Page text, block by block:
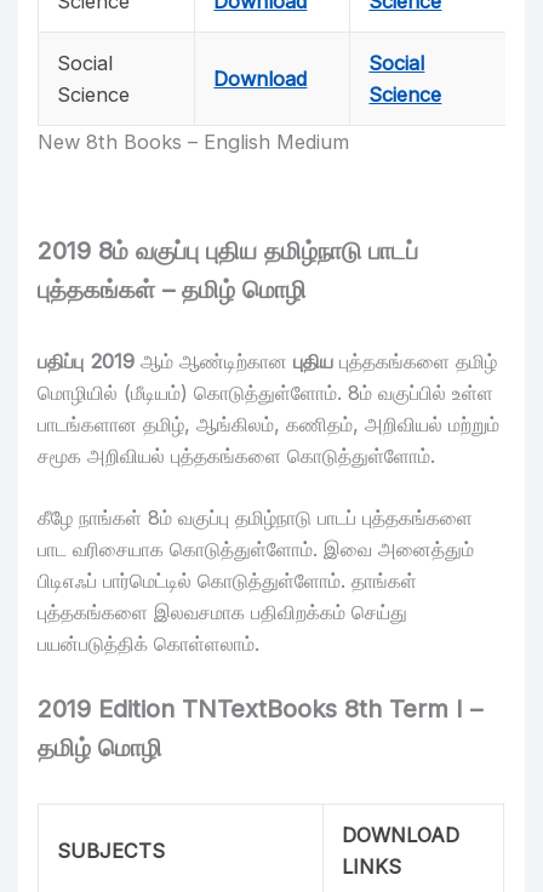
Social
Science
Download
Social
Science
New 8th Books – English Medium
2019 8ம் வகுப்பு புதிய தமிழ்நாடு பாடப்
புத்தகங்கள் – தமிழ் மொழி
பதிப்பு 2019 ஆம் ஆண்டிற்கானபுதிய புத்தகங்களை தமிழ்
மொழியில் (மீடியம்) கொடுத்துள்ளோம். 8ம் வகுப்பில் உள்ள
பாடங்களான தமிழ், ஆங்கிலம், கணிதம், அறிவியல் மற்றும்
சமூக அறிவியல் புத்தகங்களை கொடுத்துள்ளோம்.
கீழே நாங்கள் 8ம் வகுப்பு தமிழ்நாடு பாடப் புத்தகங்களை
பாட வரிசையாக கொடுத்துள்ளோம். இவை அனைத்தும்
பிடிஎஃப் பார்மெட்டில் கொடுத்துள்ளோம். தாங்கள்
புத்தகங்களை இலவசமாக பதிவிறக்கம் செய்து
பயன்படுத்திக் கொள்ளலாம்.
2019 Edition TNTextBooks 8th Term I –
தமிழ் மொழி
SUBJECTS
DOWNLOAD
LINKS